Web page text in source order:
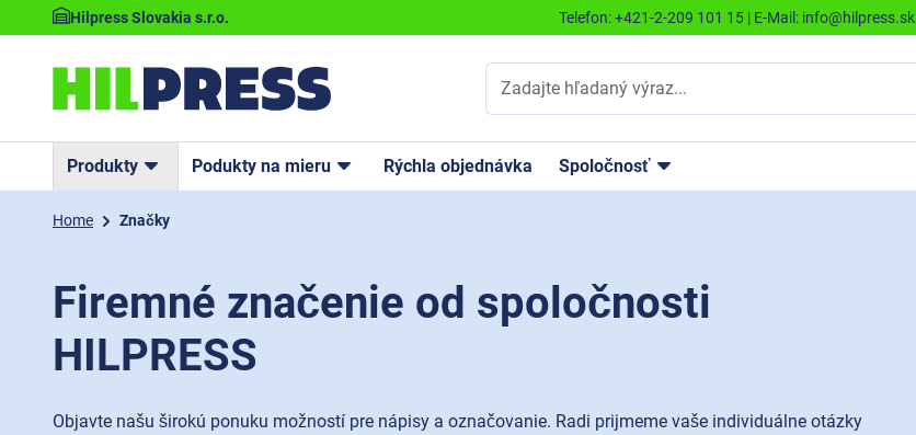
Hilpress Slovakia s.r.o. Telefon:+421-2-209 101 15| E-Mail: info@hilpress.sk
Produkty Podukty na mieru Rýchla objednávka Spoločnosť
Home Značky
Firemné značenie od spoločnosti
HILPRESS
Objavte našu širokú ponuku možností pre nápisy a označovanie. Radi prijmeme vaše individuálne otázky